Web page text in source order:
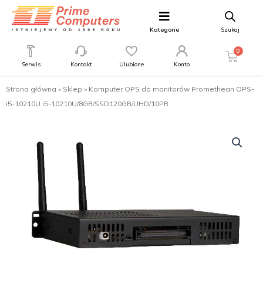
Kategorie Szukaj
Serwis Kontakt Ulubione Konto
0
Strona główna » Sklep » Komputer OPS do monitorów Promethean OPS-
i5-10210U i5-10210U/8GB/SSD120GB/UHD/10PR